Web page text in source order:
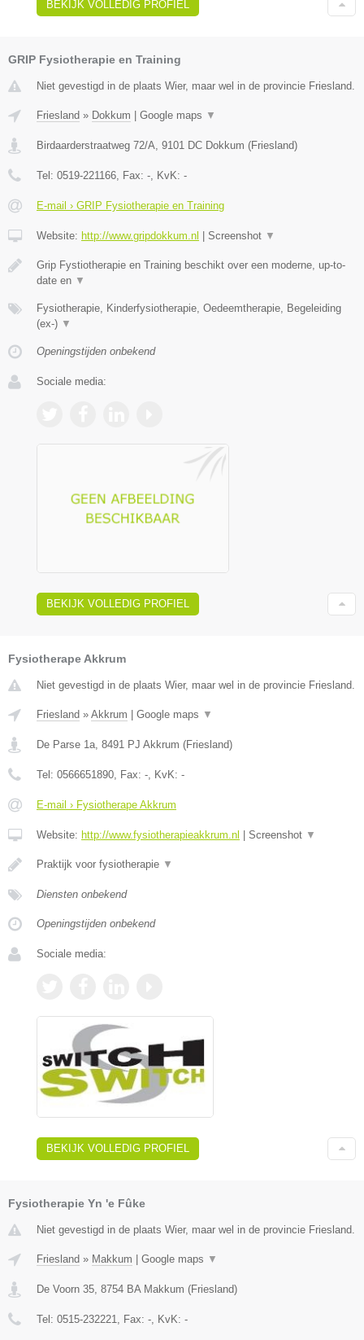
BEKIJK VOLLEDIG PROFIEL
GRIP Fysiotherapie en Training
Niet gevestigd in de plaats Wier, maar wel in de provincie Friesland.
Friesland » Dokkum Google maps ▼
Birdaarderstraatweg 72/A 9101 DC Dokkum (Friesland)
Tel: 0519-221166 , Fax: - , KvK: -
E-mail › GRIP Fysiotherapie en Training
Website: http://www.gripdokkum.nl Screenshot ▼
Grip Fystiotherapie en Training beschikt over een moderne, up-to-
date en ▼
Fysiotherapie, Kinderfysiotherapie, Oedeemtherapie, Begeleiding
(ex-) ▼
Openingstijden onbekend
Sociale media:
BEKIJK VOLLEDIG PROFIEL
Fysiotherape Akkrum
Niet gevestigd in de plaats Wier, maar wel in de provincie Friesland.
Friesland » Akkrum | Google maps ▼
De Parse 1a 8491 PJ Akkrum (Friesland)
Tel: 0566651890 , Fax: - , KvK: -
E-mail › Fysiotherape Akkrum
Website: http://www.fysiotherapieakkrum.nl | Screenshot ▼
Praktijk voor fysiotherapie ▼
Diensten onbekend
Openingstijden onbekend
Sociale media:
BEKIJK VOLLEDIG PROFIEL
Fysiotherapie Yn 'e Fûke
Niet gevestigd in de plaats Wier, maar wel in de provincie Friesland.
Friesland » Makkum Google maps ▼
De Voorn 35, 8754 BA Makkum (Friesland)
Tel: 0515-232221, Fax: -, KvK: -